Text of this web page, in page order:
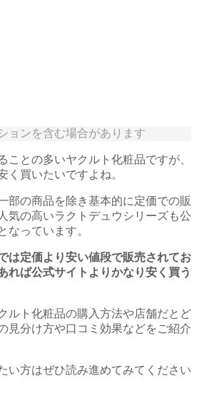
ョンを含む場合があります
ことの多いヤクルト化粧品ですが、
く買いたいですよね。
部の商品を除き基本的に定価での販
気の高いラクトデュウシリーズも公
なっています。
は定価より安い値段で販売されてお
れば公式サイトよりかなり安く買う
ルト化粧品の購入方法や店舗だとど
見分け方や口コミ効果などをご紹介
い方はぜひ読み進めてみてください